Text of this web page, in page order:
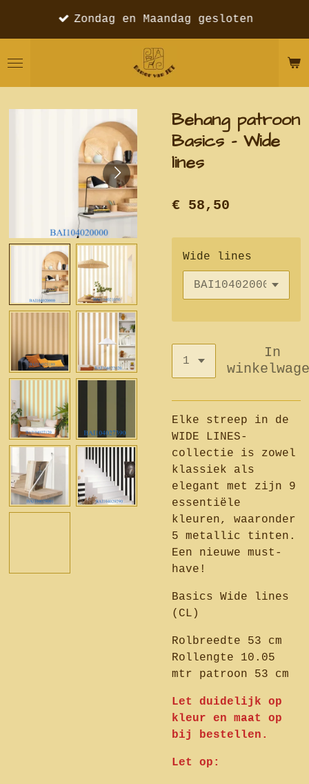
de
Zondag en Maandag gesloten
Behang patroon
Basics - Wide
lines
€ 58,50
Wide lines
In
Elke streep in de
WIDE LINES-
collectie is zowel
klassiek als
elegant met zijn 9
essentiële
kleuren, waaronder
5 metallic tinten.
Een nieuwe must-
have!
Basics Wide lines
(CL)
Rolbreedte 53 cm
Rollengte 10.05
mtr patroon 53 cm
Let duidelijk op
kleur en maat op
bij bestellen.
Let op: